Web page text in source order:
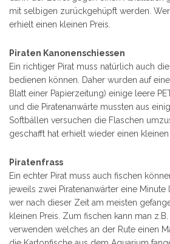
mit selbigen zurückgehüpft werden. Wer
erhielt einen kleinen Preis.
Piraten Kanonenschiessen
Ein richtiger Pirat muss natürlich auch
bedienen können. Daher wurden auf
Blatt einer Papierzeitung) einige leere
und die Piratenanwärte mussten aus
Softbällen versuchen die Flaschen
geschafft hat erhielt wieder einen kleinen
Piratenfrass
Ein echter Pirat muss auch fischen
jeweils zwei Piratenanwärter eine Minute
wer nach dieser Zeit am meisten
kleinen Preis. Zum fischen kann man
verwenden welches an der Rute einen